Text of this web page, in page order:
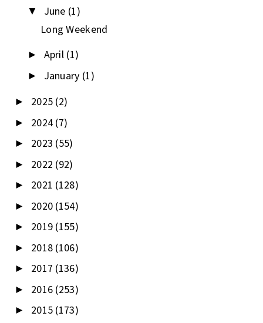
▼ June (1)
Long Weekend
► April (1)
► January (1)
► 2025 (2)
► 2024 (7)
► 2023 (55)
► 2022 (92)
► 2021 (128)
► 2020 (154)
► 2019 (155)
► 2018 (106)
► 2017 (136)
► 2016 (253)
► 2015 (173)